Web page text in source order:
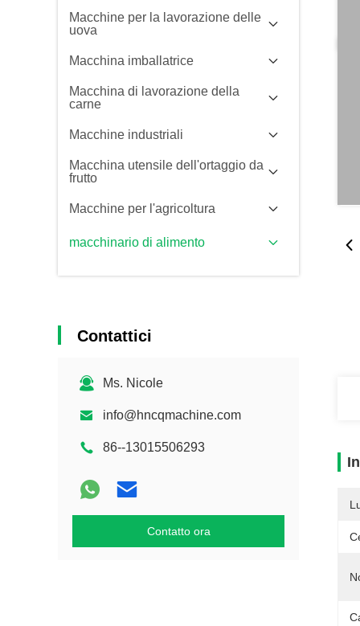
Macchine per la lavorazione delle
uova
Macchina imballatrice
Macchina di lavorazione della
carne
Macchine industriali
Macchina utensile dell'ortaggio da
frutto
Macchine per l'agricoltura
macchinario di alimento
Contattici
Ms. Nicole
info@hncqmachine.com
86--13015506293
Contatto ora